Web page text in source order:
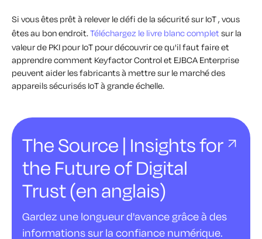
Si vous êtes prêt à relever le défi de la sécurité sur IoT , vous
êtes au bon endroit.Téléchargez le livre blanc completsur la
valeur de PKI pour IoT pour découvrir ce qu'il faut faire et
apprendre comment Keyfactor Control et EJBCA Enterprise
peuvent aider les fabricants à mettre sur le marché des
appareils sécurisés IoT à grande échelle.
The Source | Insights for
the Future of Digital
Trust (en anglais)
Gardez une longueur d'avance grâce à des
informations sur la confiance numérique.